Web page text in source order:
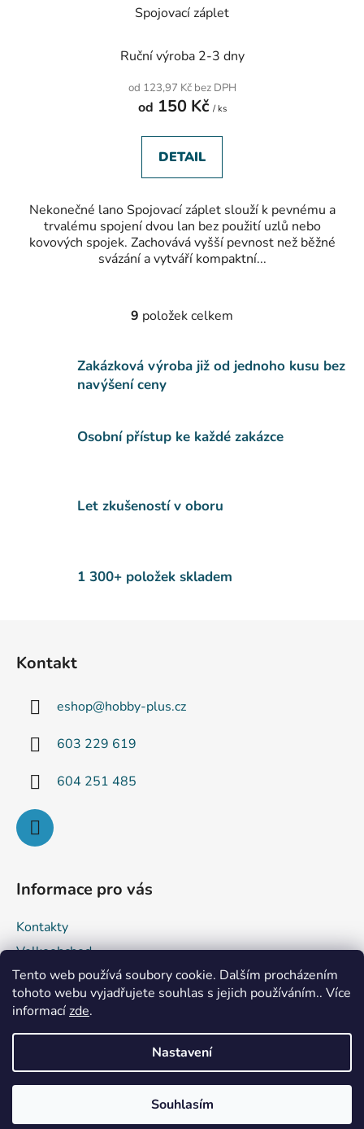
Tento web používá soubory cookie. Dalším procházením
tohoto webu vyjadřujete souhlas s jejich používáním.. Více
informacízde.
Nastavení
Souhlasím
Spojovací záplet
Ruční výroba 2-3 dny
od 123,97 Kč bez DPH
od 150 Kč / ks
DETAIL
Nekonečné lano Spojovací záplet slouží k pevnému a
trvalému spojení dvou lan bez použití uzlů nebo
kovových spojek. Zachovává vyšší pevnost než běžné
svázání a vytváří kompaktní...
O
l
á
c
í
v
ý
9 položek celkem
Zakázková výroba již od jednoho kusu bez
navýšení ceny
Osobní přístup ke každé zakázce
Let zkušeností v oboru
1 300+ položek skladem
Kontakt
eshop@hobby-plus.cz
603 229 619
604 251 485
Informace pro vás
Kontakty
Velkoobchod
Obchodní podmínky
Podmínky ochrany osobních údajů
Vytvořil Shoptet
Hobby PLUS s.r.o.